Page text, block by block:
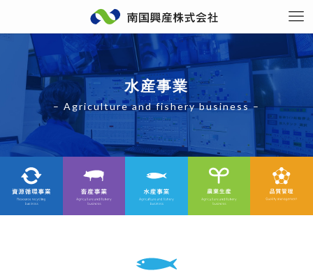
水産事業
– Agriculture and fishery business –